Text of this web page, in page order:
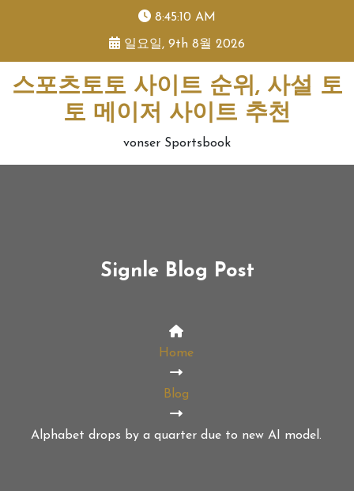
8:45:11 AM
일요일, 9th 8월 2026
스포츠토토 사이트 순위, 사설 토
토 메이저 사이트 추천
vonser Sportsbook
Signle Blog Post
Home
Blog
Alphabet drops by a quarter due to new AI model.